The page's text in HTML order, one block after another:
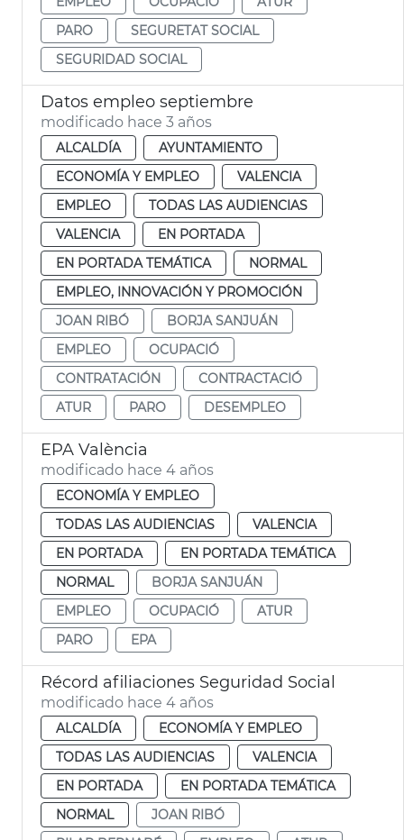
PARO
SEGURETAT SOCIAL
SEGURIDAD SOCIAL
Datos empleo septiembre
modificado hace 3 años
ALCALDÍA
AYUNTAMIENTO
ECONOMÍA Y EMPLEO
VALENCIA
EMPLEO
TODAS LAS AUDIENCIAS
VALENCIA
EN PORTADA
EN PORTADA TEMÁTICA
NORMAL
EMPLEO, INNOVACIÓN Y PROMOCIÓN
JOAN RIBÓ
BORJA SANJUÁN
EMPLEO
OCUPACIÓ
CONTRATACIÓN
CONTRACTACIÓ
ATUR
PARO DESEMPLEO
EPA València
modificado hace 4 años
ECONOMÍA Y EMPLEO
TODAS LAS AUDIENCIAS
VALENCIA
EN PORTADA
EN PORTADA TEMÁTICA
NORMAL
BORJA SANJUÁN
EMPLEO
OCUPACIÓ
ATUR
PARO
EPA
Récord afiliaciones Seguridad Social
modificado hace 4 años
ALCALDÍA
ECONOMÍA Y EMPLEO
TODAS LAS AUDIENCIAS
VALENCIA
EN PORTADA
EN PORTADA TEMÁTICA
NORMAL
JOAN RIBÓ